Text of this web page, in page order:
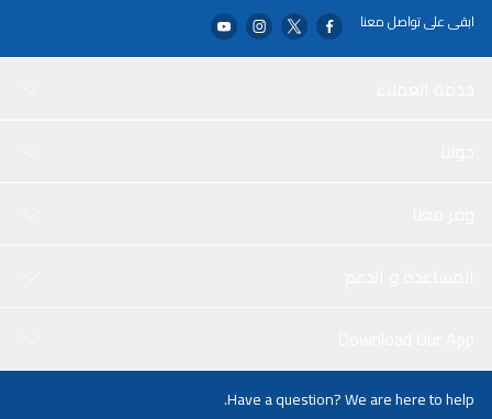
ابقى على تواصل معنا
Have a question? We are here to help.